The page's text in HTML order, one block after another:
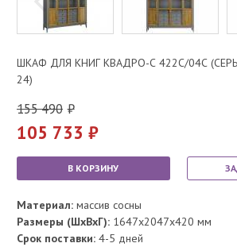
ШКАФ ДЛЯ КНИГ КВАДРО-С 422С/04С
24)
155 490
105 733
В КОРЗИНУ
Материал: массив сосны
Размеры (ШхВхГ): 1647x2047x420 мм
Срок поставки: 4-5 дней